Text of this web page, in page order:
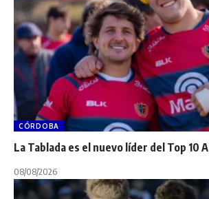
CÓRDOBA
La Tablada es el nuevo líder del Top 10 A
08/08/2026